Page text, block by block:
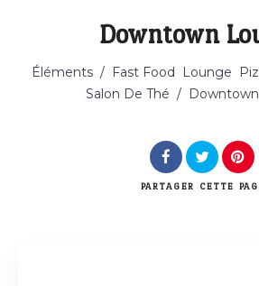
Downtown
Éléments / Fast Food Lounge
Salon De Thé /
PARTAGER CETTE